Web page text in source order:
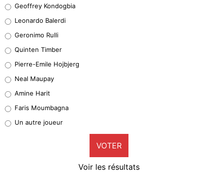
38%
32%
5%
1%
9%
Geoffrey Kondogbia
Leonardo Balerdi
Geronimo Rulli
Quinten Timber
Pierre-Emile Hojbjerg
Neal Maupay
Amine Harit
Faris Moumbagna
Un autre joueur
VOTER
Voir les résultats